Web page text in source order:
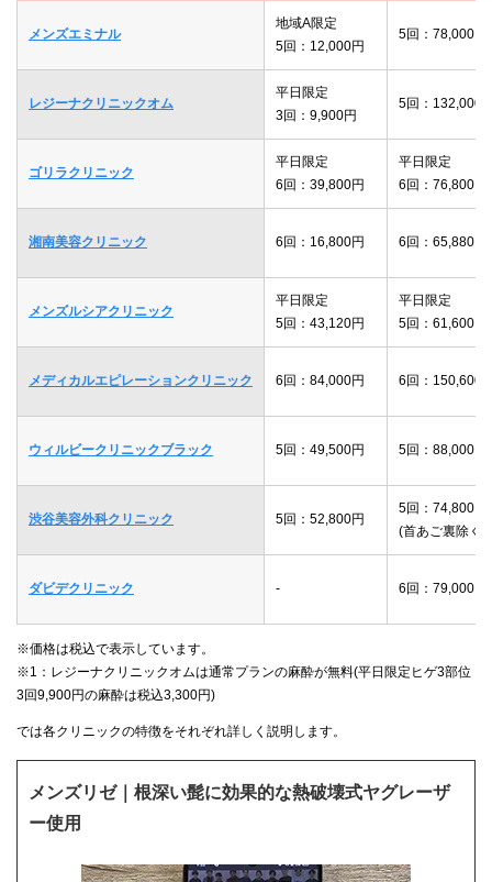
メンズエミナル
地域A限定
5回：12,000円
5回：78,000円
レジーナクリニックオム
平日限定
3回：9,900円
5回：132,000
ゴリラクリニック
平日限定
6回：39,800円
平日限定
6回：76,800円
湘南美容クリニック 6回：16,800円 6回：65,880円
メンズルシアクリニック
平日限定
5回：43,120円
平日限定
5回：61,600円
メディカルエピレーションクリニック 6回：84,000円 6回：150,600
ウィルビークリニックブラック 5回：49,500円 5回：88,000円
渋谷美容外科クリニック 5回：52,800円
5回：74,800円
(首あご裏除く)
ダビデクリニック - 6回：79,000円
※価格は税込で表示しています。
※1：レジーナクリニックオムは通常プランの麻酔が無料(平日限定ヒゲ3部位
3回9,900円の麻酔は税込3,300円)
では各クリニックの特徴をそれぞれ詳しく説明します。
メンズリゼ｜根深い髭に効果的な熱破壊式ヤグレーザ
ー使用